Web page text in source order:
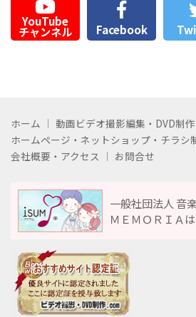
YouTube
チャンネル Facebook
ホーム 動画ビデオ撮影編集・DVD制作
ホームページ・ネットショップ・チラシ
会社概要・アクセス
お問合せ
一般社団法人 音
ＭＥＭＯＲＩＡ